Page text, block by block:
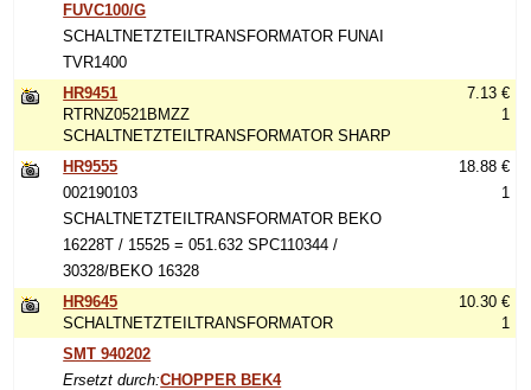
FUVC100/G
SCHALTNETZTEILTRANSFORMATOR FUNAI
TVR1400
HR9451
RTRNZ0521BMZZ
SCHALTNETZTEILTRANSFORMATOR SHARP
7.13 €
1
HR9555
002190103
SCHALTNETZTEILTRANSFORMATOR BEKO
16228T / 15525 = 051.632 SPC110344 /
30328/BEKO 16328
18.88 €
1
HR9645
SCHALTNETZTEILTRANSFORMATOR
10.30 €
1
SMT 940202
Ersetzt durch:CHOPPER BEK4